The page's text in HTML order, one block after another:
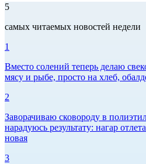
5
самых читаемых новостей недели
1
Вместо солений теперь делаю
мясу и рыбе, просто на хлеб,
2
Заворачиваю сковороду в
нарадуюсь результату: нагар
новая
3